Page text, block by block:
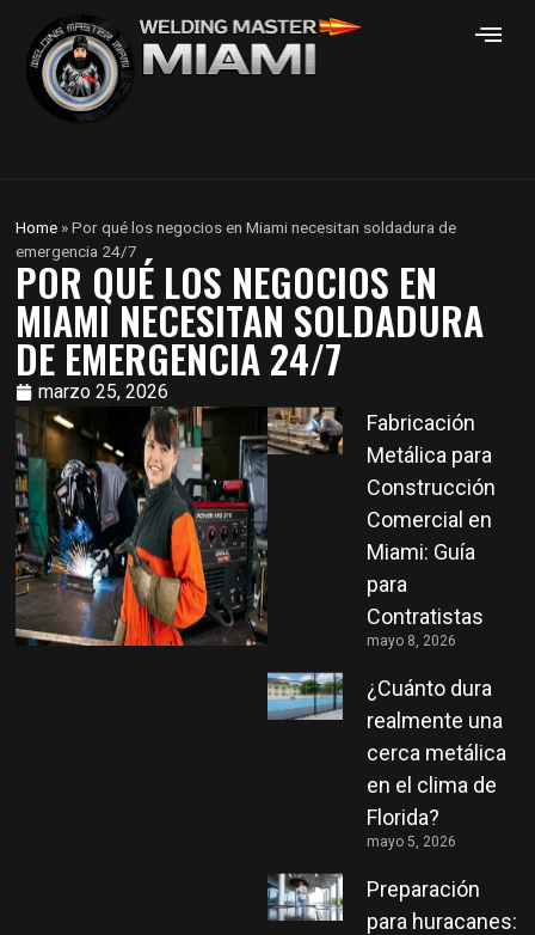
Home »Por qué los negocios en Miami necesitan soldadura de
emergencia 24/7
POR QUÉ LOS NEGOCIOS EN
MIAMI NECESITAN SOLDADURA
DE EMERGENCIA 24/7
marzo 25, 2026
Fabricación
Metálica para
Construcción
Comercial en
Miami: Guía
para
Contratistas
mayo 8, 2026
¿Cuánto dura
realmente una
cerca metálica
en el clima de
Florida?
mayo 5, 2026
Preparación
para huracanes: